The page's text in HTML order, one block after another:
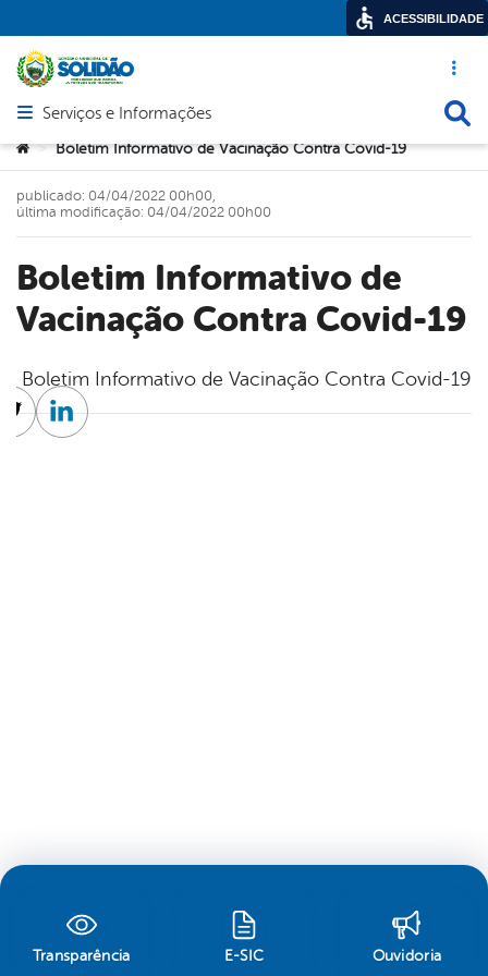
Acesso
Abrir menu principal de navegação
Serviços e Informações
Você está aqui:
> Boletim Informativo de Vacinação Contra Covid-19
Boletim Informativo de
Vacinação Contra Covid-19
publicado: 04/04/2022 00h00,
última modificação: 04/04/2022 00h00
Boletim Informativo de Vacinação Contra Covid-19
TwitterLinkedin
Transparência E-SIC Ouvidoria
ACESSIBILIDADE